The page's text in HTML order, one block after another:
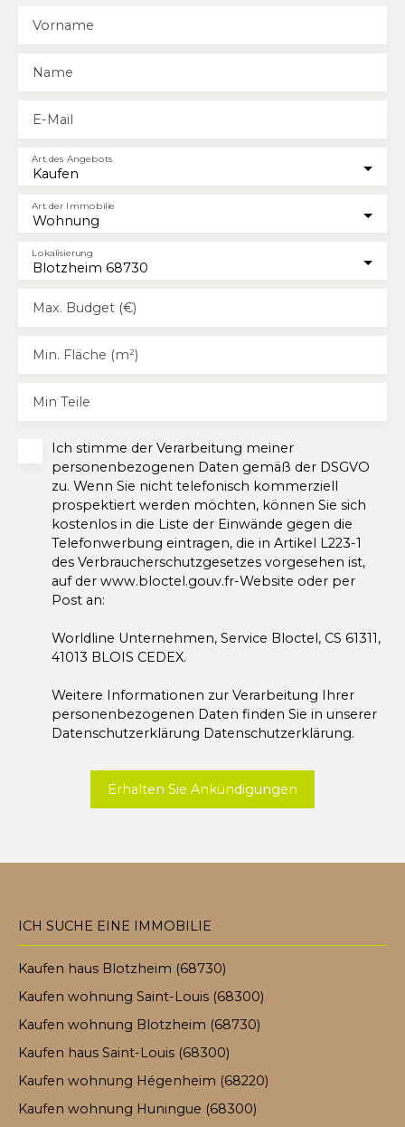
Vorname
Name
E-Mail
Kaufen
Art des Angebots
Wohnung
Art der Immobilie
Blotzheim 68730
Lokalisierung
Max. Budget (€)
Min. Fläche (m²)
Min Teile
Ich stimme der Verarbeitung meiner
personenbezogenen Daten gemäß der DSGVO
zu. Wenn Sie nicht telefonisch kommerziell
prospektiert werden möchten, können Sie sich
kostenlos in die Liste der Einwände gegen die
Telefonwerbung eintragen, die in Artikel L223-1
des Verbraucherschutzgesetzes vorgesehen ist,
auf der www.bloctel.gouv.fr-Website oder per
Post an:
Worldline Unternehmen, Service Bloctel, CS 61311,
41013 BLOIS CEDEX.
Weitere Informationen zur Verarbeitung Ihrer
personenbezogenen Daten finden Sie in unserer
Datenschutzerklärung Datenschutzerklärung.
Erhalten Sie Ankündigungen
ICH SUCHE EINE IMMOBILIE
Kaufen haus Blotzheim (68730)
Kaufen wohnung Saint-Louis (68300)
Kaufen wohnung Blotzheim (68730)
Kaufen haus Saint-Louis (68300)
Kaufen wohnung Hégenheim (68220)
Kaufen wohnung Huningue (68300)